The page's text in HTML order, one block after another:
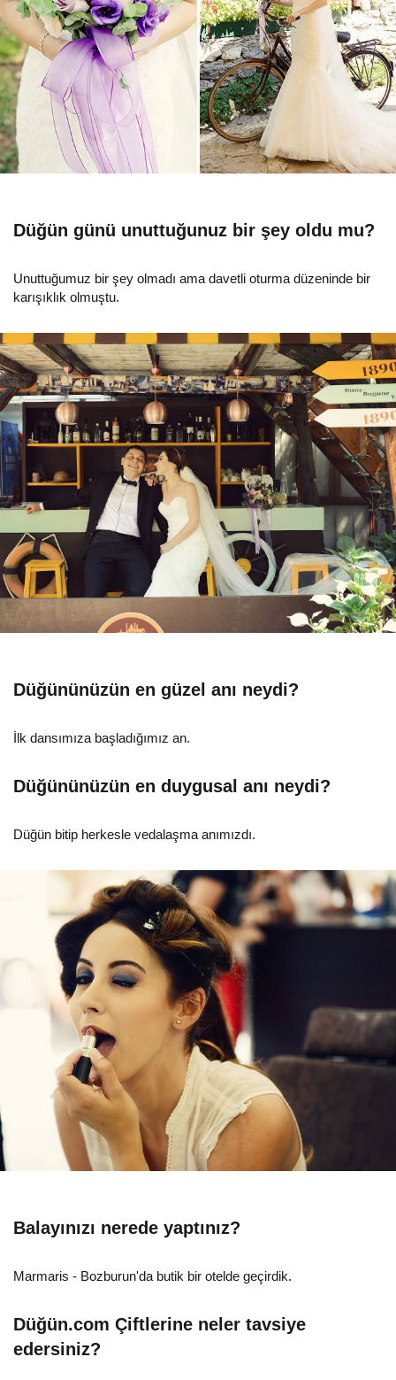
Düğün günü unuttuğunuz bir şey oldu mu?
Unuttuğumuz bir şey olmadı ama davetli oturma düzeninde bir
karışıklık olmuştu.
Düğününüzün en güzel anı neydi?
İlk dansımıza başladığımız an.
Düğününüzün en duygusal anı neydi?
Düğün bitip herkesle vedalaşma anımızdı.
Balayınızı nerede yaptınız?
Marmaris - Bozburun'da butik bir otelde geçirdik.
Düğün.com Çiftlerine neler tavsiye
edersiniz?